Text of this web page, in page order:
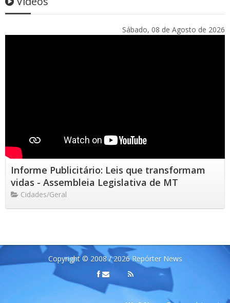
Sábado, 08 de Agosto de 2026
Informe Publicitário: Leis que transformam
vidas - Assembleia Legislativa de MT
Cidades/Geral
Copyright © 2008 / 2026 Repórter News